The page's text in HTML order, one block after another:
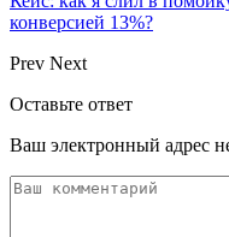
конверсией 13%?
Prev Next
Оставьте ответ
Ваш электронный адрес